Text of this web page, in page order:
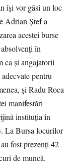
îşi vor găsi un loc
Adrian Ştef a
acestei burse
în
ca şi angajatorii
adecvate pentru
şi Radu Roca
manifestări
instituţia în
La Bursa locurilor
fost prezenţi 42
de muncă.